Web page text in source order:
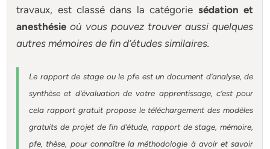
travaux, est classé dans la catégorie sédation et
anesthésieoù vous pouvez trouver aussi quelques
autresmémoiresde fin d’études similaires.
Le rapport de stage ou le pfe est un document d’analyse, de
synthèse et d’évaluation de votre apprentissage, c’est pour
cela rapport gratuit propose le téléchargement des modèles
gratuits de projet de fin d’étude, rapport de stage, mémoire,
pfe, thèse, pour connaître la méthodologie à avoir et savoir